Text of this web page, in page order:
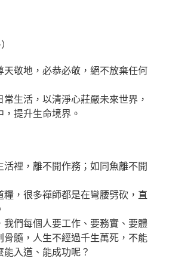
天敬地，必恭必敬，絕不放棄任何
生活，以清淨心莊嚴未來世界，
提升生命境界。
活裡，離不開作務；如同魚離不開
糧，很多禪師都是在彎腰劈砍，直
我們每個人要工作、要務實、要體
骨髓，人生不經過千生萬死，不能
入道、能成功呢？